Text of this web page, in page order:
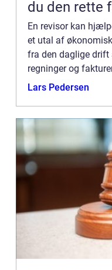
du den rette
En revisor kan
et utal af
fra den daglige drift
regninger og
som
Lars Pedersen